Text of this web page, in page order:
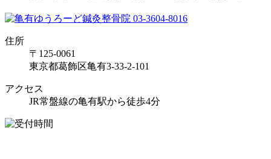
住所
〒125-0061
東京都葛飾区亀有3-33-2-101
アクセス
JR常盤線の亀有駅から徒歩4分